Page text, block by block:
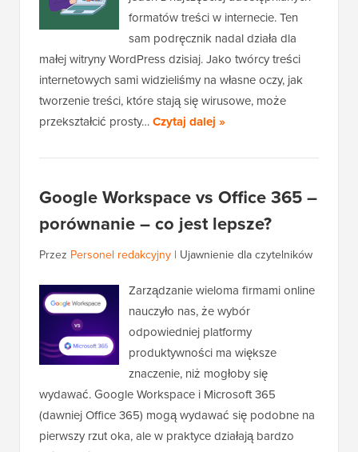
formatów treści w internecie. Ten
sam podręcznik nadal działa dla
małej witryny WordPress dzisiaj. Jako twórcy treści
internetowych sami widzieliśmy na własne oczy, jak
tworzenie treści, które stają się wirusowe, może
przekształcić prosty…Czytaj dalej »
Google Workspace vs Office 365 –
porównanie – co jest lepsze?
Przez Personel redakcyjny | Ujawnienie dla czytelników
Zarządzanie wieloma firmami online
nauczyło nas, że wybór
odpowiedniej platformy
produktywności ma większe
znaczenie, niż mogłoby się
wydawać. Google Workspace i Microsoft 365
(dawniej Office 365) mogą wydawać się podobne na
pierwszy rzut oka, ale w praktyce działają bardzo